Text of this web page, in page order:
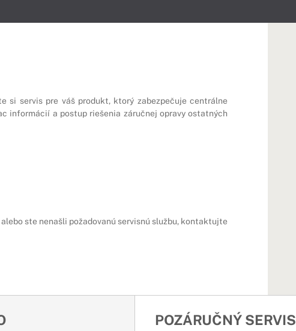
si servis pre váš produkt, ktorý zabezpečuje centrálne
informácií a postup riešenia záručnej opravy ostatných
ste nenašli požadovanú servisnú službu, kontaktujte
POZÁRUČNÝ SERVIS